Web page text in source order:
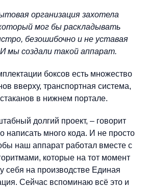
организация захотела
мог бы раскладывать
безошибочно и не уставая
мы создали такой аппарат.
боксов есть множество
вверху, транспортная система,
в нижнем портале.
долгий проект, – говорит
написать много кода. И не просто
наш аппарат работал вместе с
которые на тот момент
себя на производстве Единая
Сейчас вспоминаю всё это и